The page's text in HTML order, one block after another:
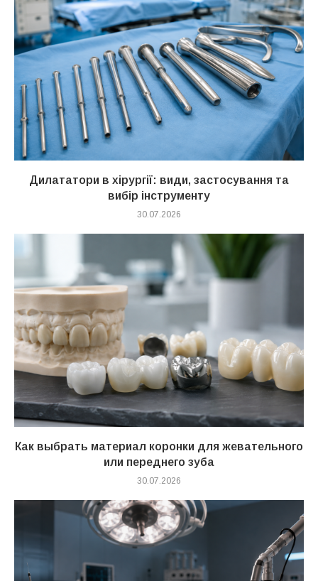
Дилататори в хірургії: види, застосування та
вибір інструменту
30.07.2026
Как выбрать материал коронки для жевательного
или переднего зуба
30.07.2026